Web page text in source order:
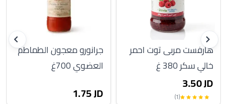
هارفست مربى توت احمر
خالي سكر 380 غ
3.50 JD
(1)
جرانورو معجون الطماطم
العضوي 700غ
1.75 JD